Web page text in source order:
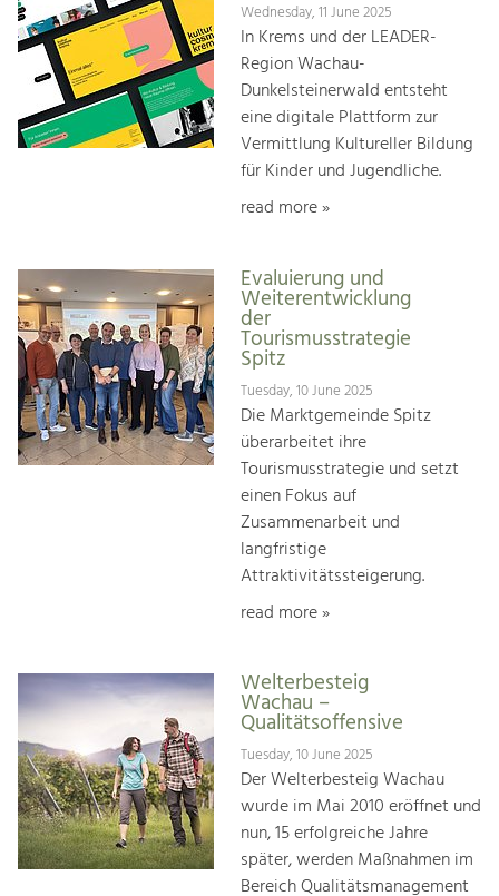
Wednesday, 11 June 2025
In Krems und der LEADER-
Region Wachau-
Dunkelsteinerwald entsteht
eine digitale Plattform zur
Vermittlung Kultureller Bildung
für Kinder und Jugendliche.
read more »
Evaluierung und
Weiterentwicklung
der
Tourismusstrategie
Spitz
Tuesday, 10 June 2025
Die Marktgemeinde Spitz
überarbeitet ihre
Tourismusstrategie und setzt
einen Fokus auf
Zusammenarbeit und
langfristige
Attraktivitätssteigerung.
read more »
Welterbesteig
Wachau –
Qualitätsoffensive
Tuesday, 10 June 2025
Der Welterbesteig Wachau
wurde im Mai 2010 eröffnet und
nun, 15 erfolgreiche Jahre
später, werden Maßnahmen im
Bereich Qualitätsmanagement